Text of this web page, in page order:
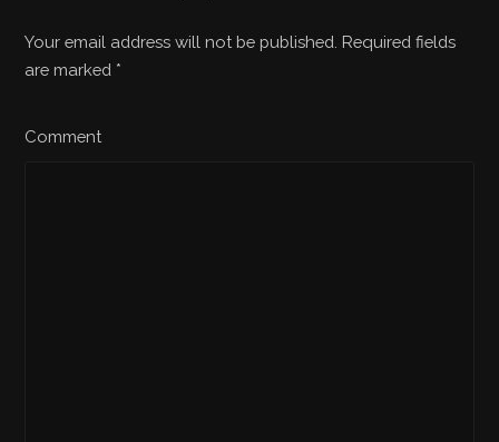
Your email address will not be published. Required fields
are marked *
Comment